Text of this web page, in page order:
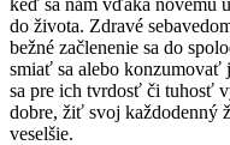
do života. Zdravé
bežné začlenenie sa do
smiať sa alebo konzumovať
sa pre ich tvrdosť či tuhosť
dobre, žiť svoj každodenný
veselšie.